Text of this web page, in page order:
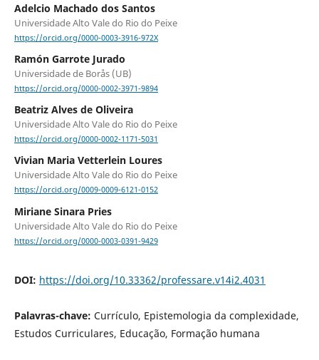
Adelcio Machado dos Santos
Universidade Alto Vale do Rio do Peixe
https://orcid.org/0000-0003-3916-972X
Ramón Garrote Jurado
Universidade de Borås (UB)
https://orcid.org/0000-0002-3971-9894
Beatriz Alves de Oliveira
Universidade Alto Vale do Rio do Peixe
https://orcid.org/0000-0002-1171-5031
Vivian Maria Vetterlein Loures
Universidade Alto Vale do Rio do Peixe
https://orcid.org/0009-0009-6121-0152
Miriane Sinara Pries
Universidade Alto Vale do Rio do Peixe
https://orcid.org/0000-0003-0391-9429
DOI: https://doi.org/10.33362/professare.v14i2.4031
Palavras-chave: Currículo, Epistemologia da complexidade,
Estudos Curriculares, Educação, Formação humana